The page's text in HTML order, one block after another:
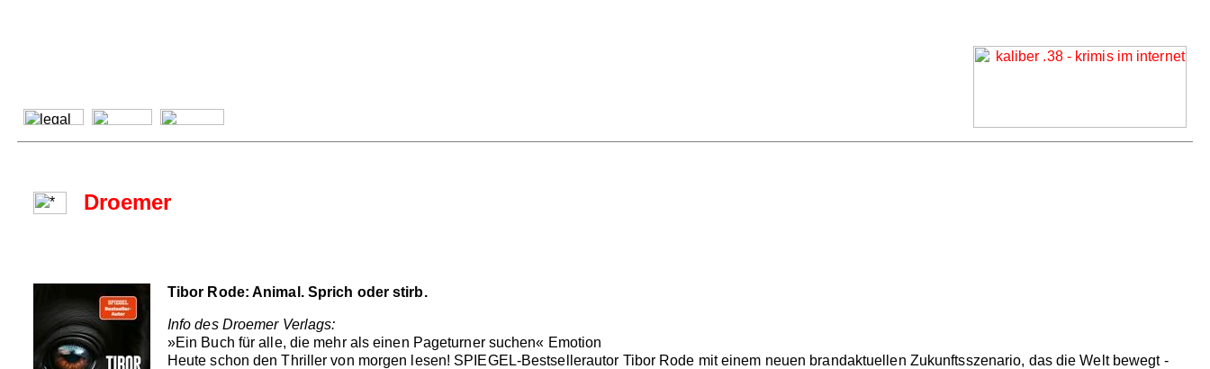
Droemer
Tibor Rode: Animal. Sprich oder stirb.
Info des Droemer Verlags:
»Ein Buch für alle, die mehr als einen Pageturner suchen« Emotion
Heute schon den Thriller von morgen lesen! SPIEGEL-Bestsellerautor Tibor Rode mit einem neuen brandaktuellen Zukunftsszenario, das die Welt bewegt -